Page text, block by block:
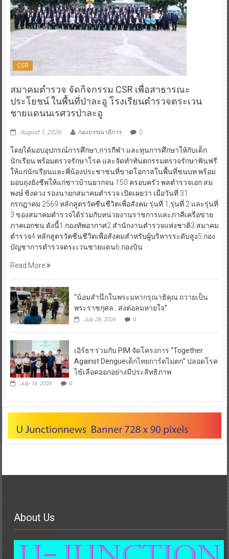
CSR
สมาคมตำรวจ จัดกิจกรรม CSR เพื่อสาธารณะ
ประโยชน์ ในพื้นที่ป่าละอู โรงเรียนตำรวจตระเวน
ชายแดนนเรศวรป่าละอู
August 1, 2026 กองบรรณาธิการ 0
โดยได้มอบอุปกรณ์การศึกษา,การกีฬา และทุนการศึกษาให้กับเด็ก
นักเรียน พร้อมตรวจรักษาโรค และจัดทำทันตกรรมตรวจรักษาฟันฟรี
ให้แก่นักเรียนและพี่น้องประชาชนที่ขาดโอกาสในพื้นที่ชนบท พร้อม
มอบถุงยังชีพให้แก่ชาวบ้านยากจน 150 ครอบครัว พลตำรวจเอก สม
พงษ์ ชิงดวง รองนายกสมาคมตำรวจ เปิดเผยว่า เมื่อวันที่ 31
กรกฎาคม 2569 หลักสูตรวัคซีนชีวิตเพื่อสังคม รุ่นที่ 1,รุ่นที่ 2 และรุ่นที่
3 ของสมาคมตำรวจได้ร่วมกับหน่วยงานราชการและภาคีเครือข่าย
ภาคเอกชน ดังนี้1.กองทัพอากาศ2.สำนักงานตำรวจแห่งชาติ3.สมาคม
ตำรวจ4.หลักสูตรวัคซีนชีวิตเพื่อสังคมสำหรับผู้บริหารระดับสูง5.กอง
บัญชาการตำรวจตระเวนชายแดน6.กองบิน
Read More
“น้อมสำนึกในพระมหากรุณาธิคุณ ถวายเป็น
พระราชกุศล…ส่งต่อลมหายใจ”
July 28, 2026 0
เอิร์ธฯ ร่วมกับ PIM จัดโครงการ “Together
Against Dengueเด็กไทยการ์ดไม่ตก” ปลอดโรค
ไข้เลือดออกอย่างมีประสิทธิภาพ
July 16, 2026 0
About Us